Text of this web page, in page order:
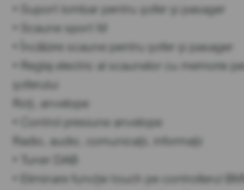
• Suport lombar pentru șofer și pasager
• Scaune sport M
• Încălzire scaune pentru șofer și pasager
• Reglaj electric al scaunelor cu memorie
șoferului
Roți, anvelope
• Control presiune anvelope
Radio, audio, comunicații, informații
• Tuner DAB
• Eliminare funcție touch pe controllerul